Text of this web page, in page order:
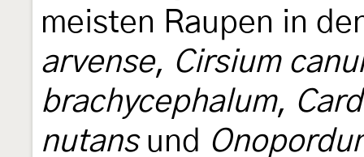
meisten Raupen in
arvense, Cirsium
brachycephalum,
nutansund